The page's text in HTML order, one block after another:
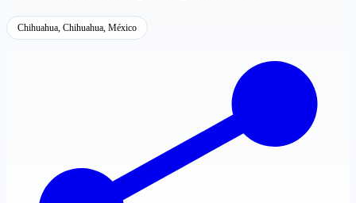
Chihuahua, Chihuahua, México